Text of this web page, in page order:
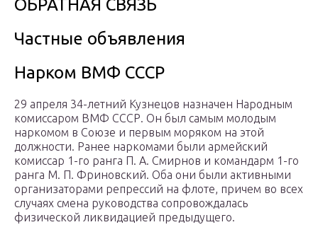
ОБРАТНАЯ СВЯЗЬ
Частные объявления
Нарком ВМФ СССР
29 апреля 34-летний Кузнецов назначен Народным
комиссаром ВМФ СССР. Он был самым молодым
наркомом в Союзе и первым моряком на этой
должности. Ранее наркомами были армейский
комиссар 1-го ранга П. А. Смирнов и командарм 1-го
ранга М. П. Фриновский. Оба они были активными
организаторами репрессий на флоте, причем во всех
случаях смена руководства сопровождалась
физической ликвидацией предыдущего.